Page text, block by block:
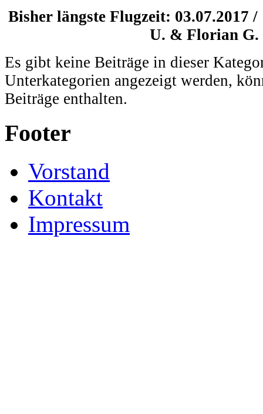
Bisher längste Flugzeit: 03.07.2017
U. & Florian G.
Es gibt keine Beiträge in dieser
Unterkategorien angezeigt werden,
Beiträge enthalten.
Footer
Vorstand
Kontakt
Impressum